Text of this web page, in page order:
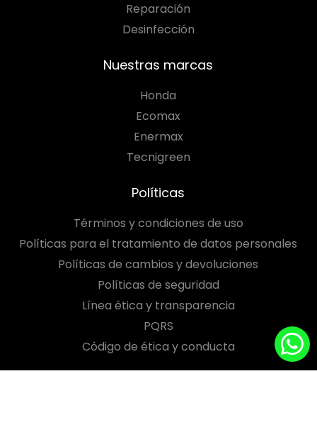
Reparación
Desinfección
Nuestras marcas
Honda
Ecomax
Enermax
Tecnigreen
Políticas
Términos y condiciones de uso
Políticas para el tratamiento de datos personales
Políticas de cambios y devoluciones
Políticas de seguridad
Línea ética y transparencia
PQRS
Código de ética y conducta